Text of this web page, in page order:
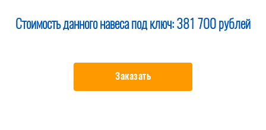
Стоимость данного навеса под ключ: 381 700 рублей
Заказать